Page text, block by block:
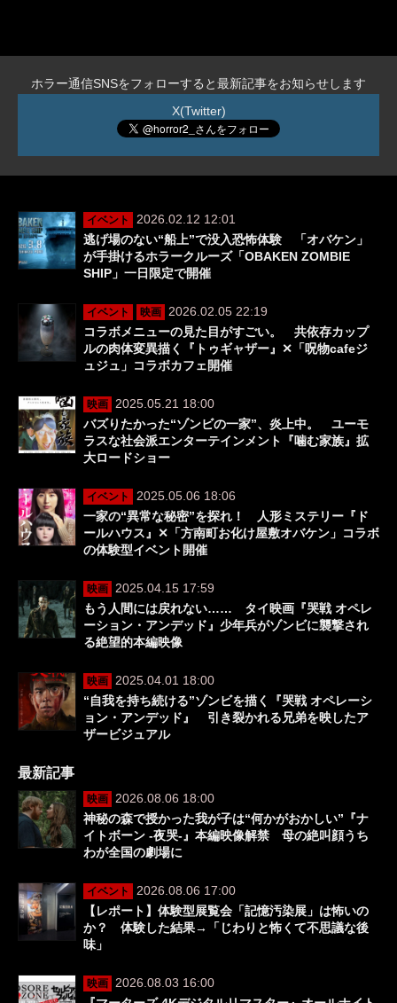
ホラー通信SNSをフォローすると最新記事をお知らせします
X(Twitter)
イベント
2026.02.12 12:01
逃げ場のない“船上”で没入恐怖体験 「オバケン」
が手掛けるホラークルーズ「OBAKEN ZOMBIE
SHIP」一日限定で開催
イベント 映画
2026.02.05 22:19
コラボメニューの見た目がすごい。 共依存カップ
ルの肉体変異描く『トゥギャザー』✕「呪物cafeジ
ュジュ」コラボカフェ開催
映画
2025.05.21 18:00
バズりたかった“ゾンビの一家”、炎上中。 ユーモ
ラスな社会派エンターテインメント『噛む家族』拡
大ロードショー
イベント
2025.05.06 18:06
一家の“異常な秘密”を探れ！ 人形ミステリー『ド
ールハウス』✕「⽅南町お化け屋敷オバケン」コラボ
の体験型イベント開催
映画
2025.04.15 17:59
もう人間には戻れない…… タイ映画『哭戦 オペレ
ーション・アンデッド』少年兵がゾンビに襲撃され
る絶望的本編映像
映画
2025.04.01 18:00
“自我を持ち続ける”ゾンビを描く『哭戦 オペレーシ
ョン・アンデッド』 引き裂かれる兄弟を映したア
ザービジュアル
最新記事
映画
2026.08.06 18:00
神秘の森で授かった我が子は“何かがおかしい”『ナ
イトボーン -夜哭-』本編映像解禁 母の絶叫顔うち
わが全国の劇場に
イベント
2026.08.06 17:00
【レポート】体験型展覧会「記憶汚染展」は怖いの
か？ 体験した結果→「じわりと怖くて不思議な後
味」
映画
2026.08.03 16:00